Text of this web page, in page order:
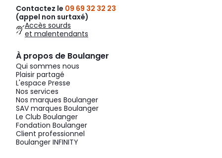
Contactez le 09 69 32 32 23
(appel non surtaxé)
Accès sourds
et malentendants
À propos de Boulanger
Qui sommes nous
Plaisir partagé
L'espace Presse
Nos services
Nos marques Boulanger
SAV marques Boulanger
Le Club Boulanger
Fondation Boulanger
Client professionnel
Boulanger INFINITY